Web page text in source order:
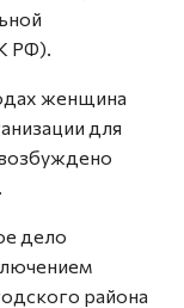
РФ).
женщина
для
дело
района